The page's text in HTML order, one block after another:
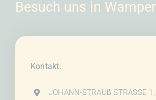
Besuch uns in
Kontakt:
JOHANN-STRAUß STRASSE